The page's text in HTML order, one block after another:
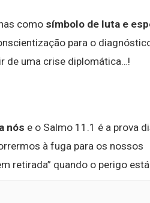
como símbolo de luta e
para o
de uma crise diplomática…!
nós e o Salmo 11.1 é a prova
à fuga para os nossos
retirada” quando o perigo